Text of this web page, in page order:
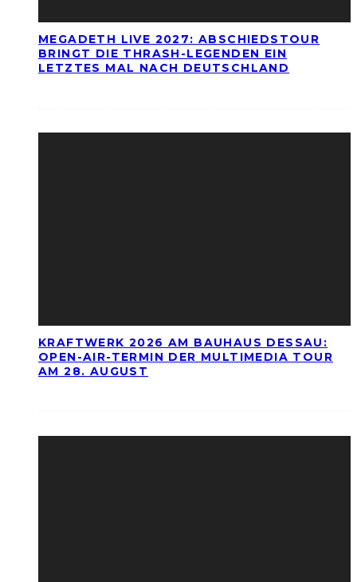
MEGADETH LIVE 2027: ABSCHIEDSTOUR
BRINGT DIE THRASH-LEGENDEN EIN
LETZTES MAL NACH DEUTSCHLAND
KRAFTWERK 2026 AM BAUHAUS DESSAU:
OPEN-AIR-TERMIN DER MULTIMEDIA TOUR
AM 28. AUGUST